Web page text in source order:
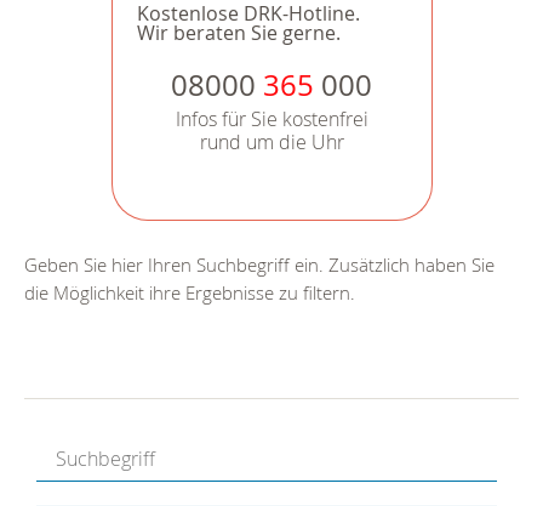
Kostenlose DRK-Hotline.
Wir beraten Sie gerne.
08000 365 000
Infos für Sie kostenfrei
rund um die Uhr
Geben Sie hier Ihren Suchbegriff ein. Zusätzlich haben Sie
die Möglichkeit ihre Ergebnisse zu filtern.